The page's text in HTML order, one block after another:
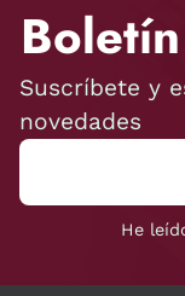
Suscríbete y
novedades
He